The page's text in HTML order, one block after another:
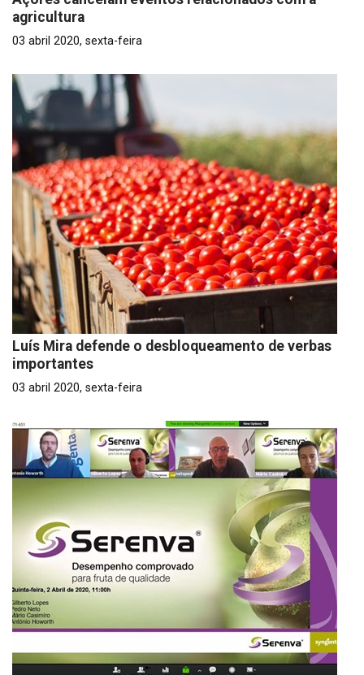
agricultura
03 abril 2020, sexta-feira
Luís Mira defende o desbloqueamento de verbas
importantes
03 abril 2020, sexta-feira